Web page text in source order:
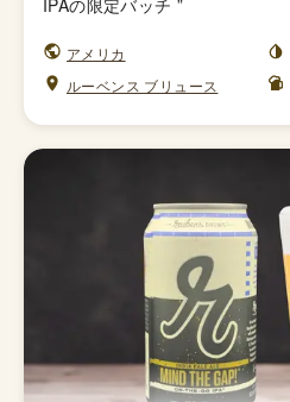
IPAの限定バッチ ”
アメリカ
ルーベンス ブリュース